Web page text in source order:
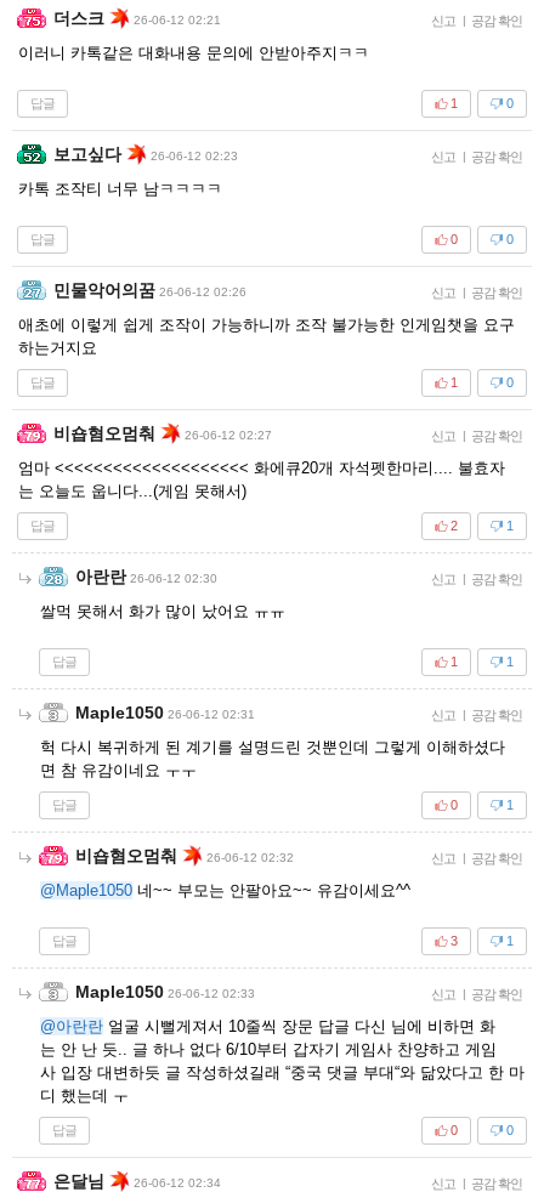
더스크 26-06-12 02:21 신고 | 공감 확인
이러니 카톡같은 대화내용 문의에 안받아주지ㅋㅋ
답글 0
1
보고싶다 26-06-12 02:23 신고 | 공감 확인
카톡 조작티 너무 남ㅋㅋㅋㅋ
답글 0
0
민물악어의꿈 26-06-12 02:26 신고 | 공감 확인
애초에 이렇게 쉽게 조작이 가능하니까 조작 불가능한 인게임챗을 요구
하는거지요
답글 0
1
비숍혐오멈춰 26-06-12 02:27 신고 | 공감 확인
엄마 <<<<<<<<<<<<<<<<<<<< 화에큐20개 자석펫한마리.... 불효자
는 오늘도 웁니다...(게임 못해서)
답글 1
2
아란란 26-06-12 02:30 신고 | 공감 확인
쌀먹 못해서 화가 많이 났어요 ㅠㅠ
답글 1
1
Maple1050 26-06-12 02:31 신고 | 공감 확인
헉 다시 복귀하게 된 계기를 설명드린 것뿐인데 그렇게 이해하셨다
면 참 유감이네요 ㅜㅜ
답글 1
0
비숍혐오멈춰 26-06-12 02:32 신고 | 공감 확인
@Maple1050 네~~ 부모는 안팔아요~~ 유감이세요^^
답글 1
3
Maple1050 26-06-12 02:33 신고 | 공감 확인
@아란란 얼굴 시뻘게져서 10줄씩 장문 답글 다신 님에 비하면 화
는 안 난 듯.. 글 하나 없다 6/10부터 갑자기 게임사 찬양하고 게임
사 입장 대변하듯 글 작성하셨길래 “중국 댓글 부대“와 닮았다고 한 마
디 했는데 ㅜ
답글 0
0
은달님 26-06-12 02:34 신고 | 공감 확인